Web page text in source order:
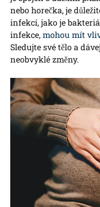
nebo horečka, je
infekcí, jako je
infekce,mohou mít
Sledujte své tělo a
neobvyklé změny.